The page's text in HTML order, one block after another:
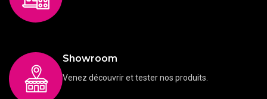
Showroom
Venez découvrir et tester nos produits.